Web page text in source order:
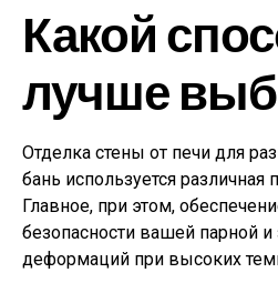
Какой
лучше
Отделка стены от печи для
бань используется
Главное, при этом,
безопасности вашей парной и
деформаций при высоких